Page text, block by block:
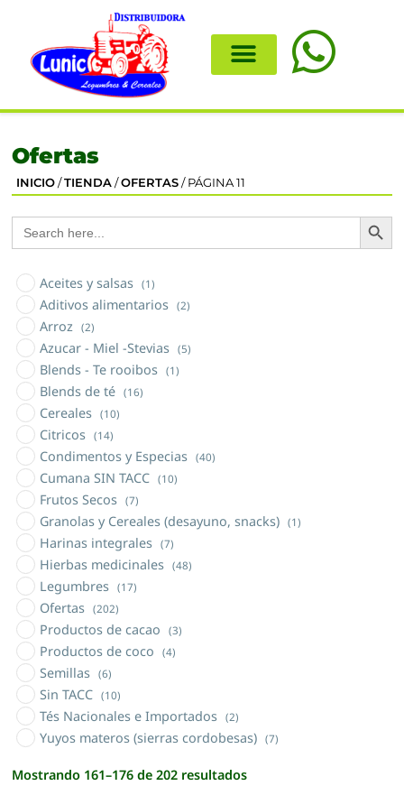
Ofertas
INICIO /TIENDA /OFERTAS / PÁGINA 11
Search
for:
Aceites y salsas (1)
Aditivos alimentarios (2)
Arroz (2)
Azucar - Miel -Stevias (5)
Blends - Te rooibos (1)
Blends de té (16)
Cereales (10)
Citricos (14)
Condimentos y Especias (40)
Cumana SIN TACC (10)
Frutos Secos (7)
Granolas y Cereales (desayuno, snacks) (1)
Harinas integrales (7)
Hierbas medicinales (48)
Legumbres (17)
Ofertas (202)
Productos de cacao (3)
Productos de coco (4)
Semillas (6)
Sin TACC (10)
Tés Nacionales e Importados (2)
Yuyos materos (sierras cordobesas) (7)
Mostrando 161–176 de 202 resultados